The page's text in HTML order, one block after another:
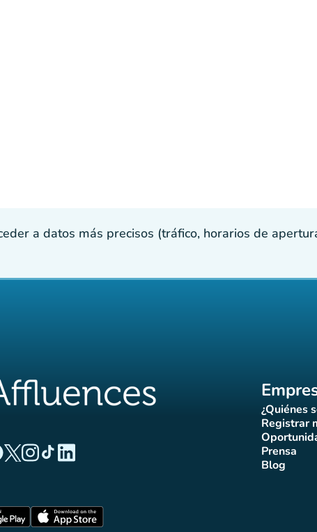
a datos más precisos (tráfico, horarios de
(nueva pestaña)
(nueva pestaña)
(nueva pestaña)
(nueva pestaña)
(nueva pestaña)
¿Quiénes
Registrar
Prensa
(nueva
Blog(nueva